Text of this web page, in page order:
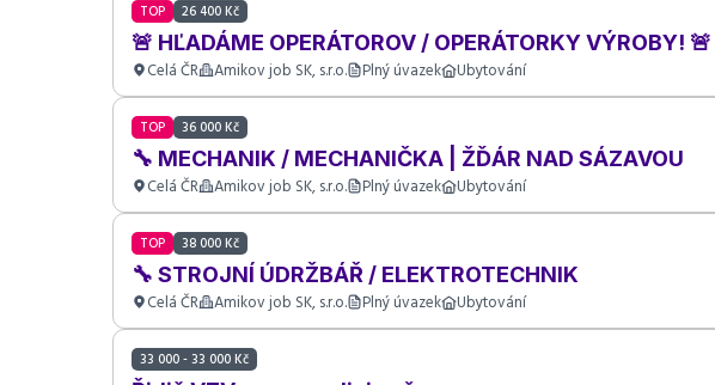
TOP 26 400 Kč
🚨 HĽADÁME OPERÁTOROV / OPERÁTORKY VÝROBY! 🚨
Celá ČR Amikov job SK, s.r.o. Plný úvazek Ubytování
TOP 36 000 Kč
🔧 MECHANIK / MECHANIČKA | ŽĎÁR NAD SÁZAVOU
Celá ČR Amikov job SK, s.r.o. Plný úvazek Ubytování
TOP 38 000 Kč
🔧 STROJNÍ ÚDRŽBÁŘ / ELEKTROTECHNIK
Celá ČR Amikov job SK, s.r.o. Plný úvazek Ubytování
33 000 - 33 000 Kč